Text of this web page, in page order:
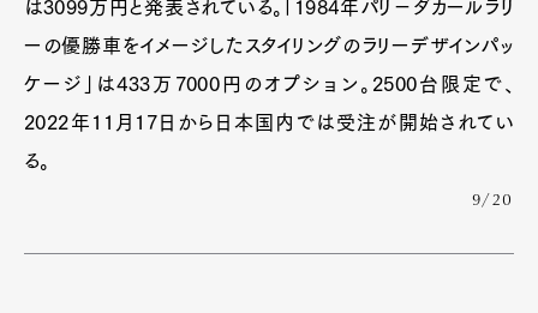
は3099万円と発表されている。「1984年パリ−ダカールラリ
ーの優勝車をイメージしたスタイリングのラリーデザインパッ
ケージ」は433万7000円のオプション。2500台限定で、
2022年11月17日から日本国内では受注が開始されてい
る。
9/20